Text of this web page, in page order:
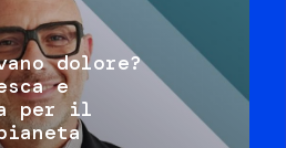
dolore?
e
per il